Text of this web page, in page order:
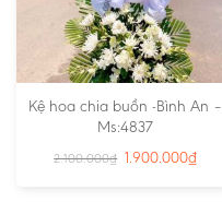
Kệ hoa chia buồn -Bình An –
Ms:4837
2.100.000₫ 1.900.000₫